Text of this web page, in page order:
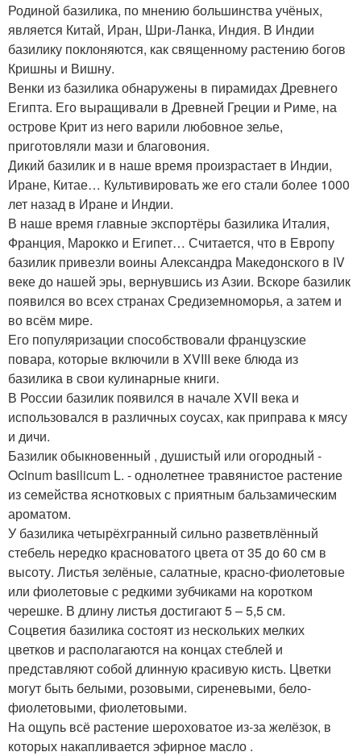
Родиной базилика, по мнению большинства учёных,
является Китай, Иран, Шри-Ланка, Индия. В Индии
базилику поклоняются, как священному растению богов
Кришны и Вишну.
Венки из базилика обнаружены в пирамидах Древнего
Египта. Его выращивали в Древней Греции и Риме, на
острове Крит из него варили любовное зелье,
приготовляли мази и благовония.
Дикий базилик и в наше время произрастает в Индии,
Иране, Китае… Культивировать же его стали более 1000
лет назад в Иране и Индии.
В наше время главные экспортёры базилика Италия,
Франция, Марокко и Египет… Считается, что в Европу
базилик привезли воины Александра Македонского в IV
веке до нашей эры, вернувшись из Азии. Вскоре базилик
появился во всех странах Средиземноморья, а затем и
во всём мире.
Его популяризации способствовали французские
повара, которые включили в XVIII веке блюда из
базилика в свои кулинарные книги.
В России базилик появился в начале XVII века и
использовался в различных соусах, как приправа к мясу
и дичи.
Базилик обыкновенный , душистый или огородный -
Ocinum basilicum L. - однолетнее травянистое растение
из семейства яснотковых с приятным бальзамическим
ароматом.
У базилика четырёхгранный сильно разветвлённый
стебель нередко красноватого цвета от 35 до 60 см в
высоту. Листья зелёные, салатные, красно-фиолетовые
или фиолетовые с редкими зубчиками на коротком
черешке. В длину листья достигают 5 – 5,5 см.
Соцветия базилика состоят из нескольких мелких
цветков и располагаются на концах стеблей и
представляют собой длинную красивую кисть. Цветки
могут быть белыми, розовыми, сиреневыми, бело-
фиолетовыми, фиолетовыми.
На ощупь всё растение шероховатое из-за желёзок, в
которых накапливается эфирное масло .